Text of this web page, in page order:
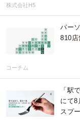
株式会社H5
パー
810店
コーチム
「駅
にて
スプ